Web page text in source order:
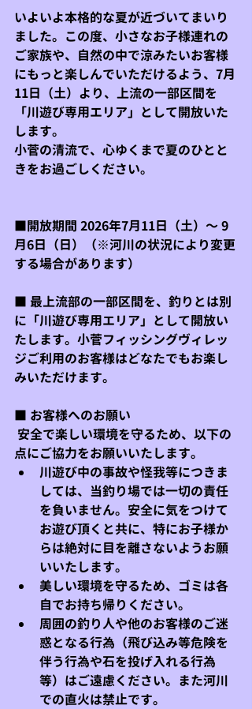
いよいよ本格的な夏が近づいてまいり
ました。この度、小さなお子様連れの
ご家族や、自然の中で涼みたいお客様
にもっと楽しんでいただけるよう、 7月
11日（土）より、上流の一部区間を
「川遊び専用エリア」として開放いた
します。
小菅の清流で、心ゆくまで夏のひとと
きをお過ごしください。
■開放期間 2026年7月11日（土）〜 9
月6日（日）（※河川の状況により変更
する場合があります）
■ 最上流部の一部区間を、釣りとは別
に「川遊び専用エリア」として開放い
たします。小菅フィッシングヴィレッ
ジご利用のお客様はどなたでもお楽し
みいただけます。
■ お客様へのお願い
点にご協力をお願いいたします。
川遊び中の事故や怪我等につきま
しては、当釣り場では一切の責任
を負いません。安全に気をつけて
お遊び頂くと共に、特にお子様か
らは絶対に目を離さないようお願
いいたします。
美しい環境を守るため、ゴミは各
自でお持ち帰りください。
周囲の釣り人や他のお客様のご迷
惑となる行為（飛び込み等危険を
伴う行為や石を投げ入れる行為
等）はご遠慮ください。また河川
での直火は禁止です。